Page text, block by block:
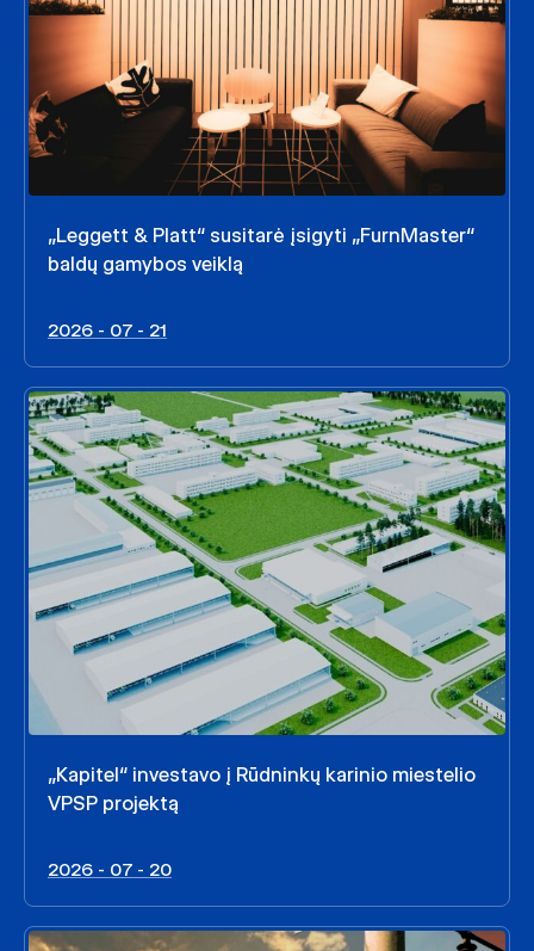
„Leggett & Platt“ susitarė įsigyti „FurnMaster“
baldų gamybos veiklą
2026 - 07 - 21
„Kapitel“ investavo į Rūdninkų karinio miestelio
VPSP projektą
2026 - 07 - 20